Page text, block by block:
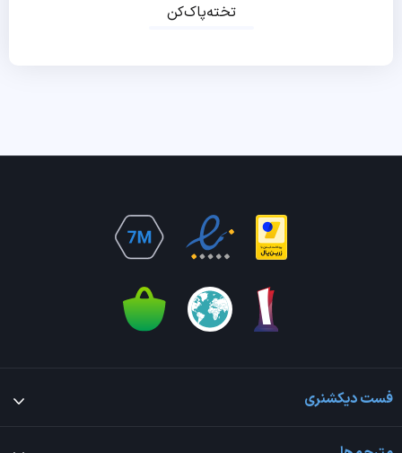
تخته‌پاک‌کن
فست دیکشنری